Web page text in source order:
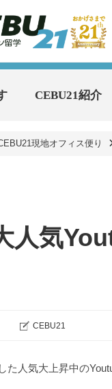
CEBU21紹介
現地オフィス便り
人気
CEBU21
た人気大上昇中の